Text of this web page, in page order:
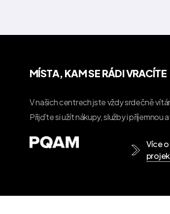
MÍSTA, KAM SE RÁDI VRACÍTE
V našich centrech jste vždy srdečně
Přijďte si užít nákupy, služby i příjemnou
Více o